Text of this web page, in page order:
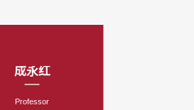
成永红
Professor